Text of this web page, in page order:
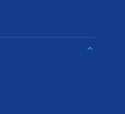
keyboard_arrow_down